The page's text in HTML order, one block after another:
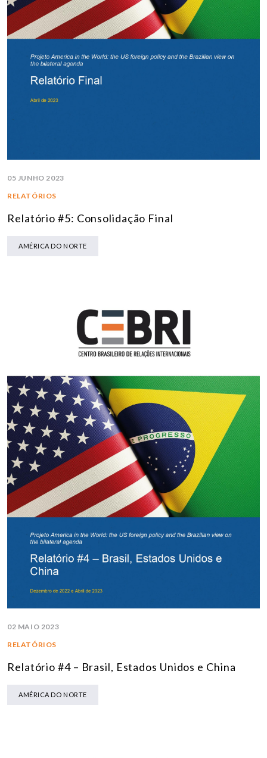
05 JUNHO 2023
RELATÓRIOS
Relatório #5: Consolidação Final
AMÉRICA DO NORTE
02 MAIO 2023
RELATÓRIOS
Relatório #4 – Brasil, Estados Unidos e China
AMÉRICA DO NORTE